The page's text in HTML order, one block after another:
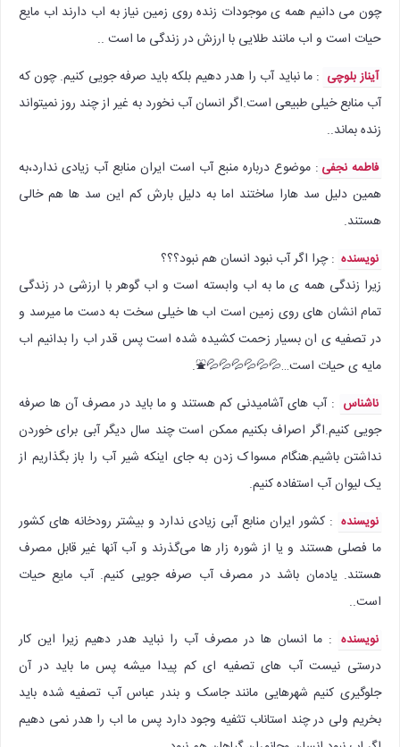
چون می دانیم همه ی موجودات زنده روی زمین نیاز به اب دارند اب مایع
حیات است و اب مانند طلایی با ارزش در زندگی ما است ..
آیناز بلوچی : ما نباید آب را هدر دهیم بلکه باید صرفه جویی کنیم. چون که
آب منابع خیلی طبیعی است.اگر انسان آب نخورد به غیر از چند روز نمیتواند
زنده بماند..
فاطمه نجفی : موضوع درباره منبع آب است ایران منابع آب زیادی ندارد،به
همین دلیل سد هارا ساختند اما به دلیل بارش کم این سد ها هم خالی
هستند.
نویسنده : چرا اگر آب نبود انسان هم نبود؟؟؟
زیرا زندگی همه ی ما به اب وابسته است و اب گوهر با ارزشی در زندگی
تمام انشان های روی زمین است اب ها خیلی سخت به دست ما میرسد و
در تصفیه ی ان بسیار زحمت کشیده شده است پس قدر اب را بدانیم اب
مایه ی حیات است…💦💦💦💦💦💦⛲.
ناشناس : آب های آشامیدنی کم هستند و ما باید در مصرف آن ها صرفه
جویی کنیم.اگر اصراف بکنیم ممکن است چند سال دیگر آبی برای خوردن
نداشتن باشیم.هنگام مسواک زدن به جای اینکه شیر آب را باز بگذاریم از
یک لیوان آب استفاده کنیم.
نویسنده : کشور ایران منابع آبی زیادی ندارد و بیشتر رودخانه های کشور
ما فصلی هستند و یا از شوره زار ها می‌گذرند و آب آنها غیر قابل مصرف
هستند. یادمان باشد در مصرف آب صرفه جویی کنیم. آب مایع حیات
است..
نویسنده : ما انسان ها در مصرف آب را نباید هدر دهیم زیرا این کار
درستی نیست آب های تصفیه ای کم پیدا میشه پس ما باید در آن
جلوگیری کنیم شهرهایی مانند جاسک و بندر عباس آب تصفیه شده باید
بخریم ولی در چند استاناب تثفیه وجود دارد پس ما اب را هدر نمی دهیم